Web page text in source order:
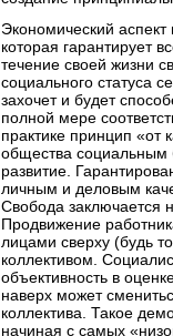
Экономический
которая гарантирует
течение своей жизни
социального статуса
захочет и будет
полной мере
практике принцип
общества социальным
развитие.
личным и деловым
Свобода заключается
Продвижение
лицами сверху (будь
коллективом.
объективность в
наверх может
коллектива. Такое
начиная с самых